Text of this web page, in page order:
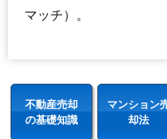
マッチ）。
不動産売却
の基礎知識
マンション
却法